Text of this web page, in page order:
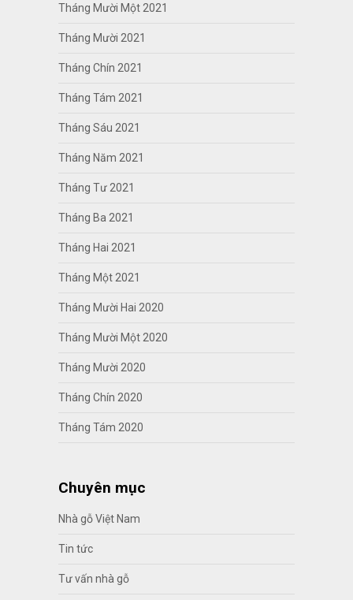
Tháng Mười Một 2021
Tháng Mười 2021
Tháng Chín 2021
Tháng Tám 2021
Tháng Sáu 2021
Tháng Năm 2021
Tháng Tư 2021
Tháng Ba 2021
Tháng Hai 2021
Tháng Một 2021
Tháng Mười Hai 2020
Tháng Mười Một 2020
Tháng Mười 2020
Tháng Chín 2020
Tháng Tám 2020
Chuyên mục
Nhà gỗ Việt Nam
Tin tức
Tư vấn nhà gỗ